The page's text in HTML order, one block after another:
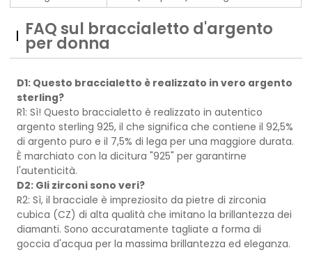
FAQ sul braccialetto d'argento
per donna
D1: Questo braccialetto è realizzato in vero argento
sterling?
R1: Sì! Questo braccialetto è realizzato in autentico
argento sterling 925, il che significa che contiene il 92,5%
di argento puro e il 7,5% di lega per una maggiore durata.
È marchiato con la dicitura "925" per garantirne
l'autenticità.
D2: Gli zirconi sono veri?
R2: Sì, il bracciale è impreziosito da pietre di zirconia
cubica (CZ) di alta qualità che imitano la brillantezza dei
diamanti. Sono accuratamente tagliate a forma di
goccia d'acqua per la massima brillantezza ed eleganza.